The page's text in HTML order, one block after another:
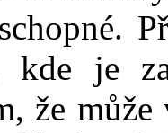
kde je
že